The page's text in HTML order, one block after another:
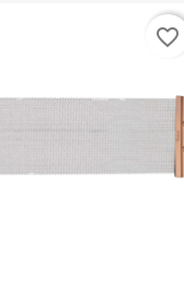
favorite_border